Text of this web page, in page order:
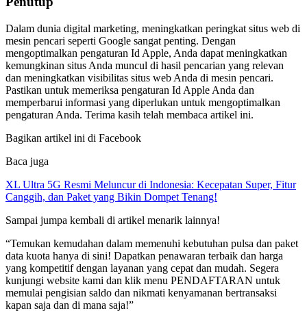
Dalam dunia digital marketing, meningkatkan peringkat situs web di
mesin pencari seperti Google sangat penting. Dengan
mengoptimalkan pengaturan Id Apple, Anda dapat meningkatkan
kemungkinan situs Anda muncul di hasil pencarian yang relevan
dan meningkatkan visibilitas situs web Anda di mesin pencari.
Pastikan untuk memeriksa pengaturan Id Apple Anda dan
memperbarui informasi yang diperlukan untuk mengoptimalkan
pengaturan Anda. Terima kasih telah membaca artikel ini.
Bagikan artikel ini di Facebook
Baca juga
XL Ultra 5G Resmi Meluncur di Indonesia: Kecepatan Super, Fitur
Canggih, dan Paket yang Bikin Dompet Tenang!
Sampai jumpa kembali di artikel menarik lainnya!
“Temukan kemudahan dalam memenuhi kebutuhan pulsa dan paket
data kuota hanya di sini! Dapatkan penawaran terbaik dan harga
yang kompetitif dengan layanan yang cepat dan mudah. Segera
kunjungi website kami dan klik menu PENDAFTARAN untuk
memulai pengisian saldo dan nikmati kenyamanan bertransaksi
kapan saja dan di mana saja!”